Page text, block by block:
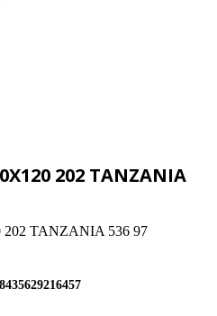
202 TANZANIA
202 TANZANIA 536 97
8435629216457